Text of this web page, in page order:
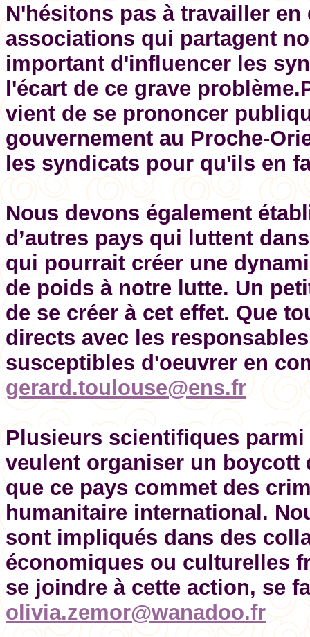
N'hésitons pas à travailler
associations qui partagent
important d'influencer les
l'écart de ce grave
vient de se prononcer
gouvernement au Proche-
les syndicats pour qu'ils en
Nous devons également
d’autres pays qui luttent
qui pourrait créer une
de poids à notre lutte. Un
de se créer à cet effet. Que
directs avec les
susceptibles d'oeuvrer en
gerard.toulouse@ens.fr
Plusieurs scientifiques
veulent organiser un boycott
que ce pays commet des
humanitaire international.
sont impliqués dans des
économiques ou culturelles
se joindre à cette action, se
olivia.zemor@wanadoo.fr